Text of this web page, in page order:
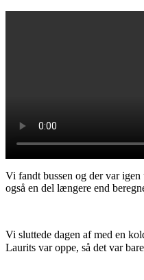
Vi fandt bussen og der var
også en del længere end
Vi sluttede dagen af med en
Laurits var oppe, så det var